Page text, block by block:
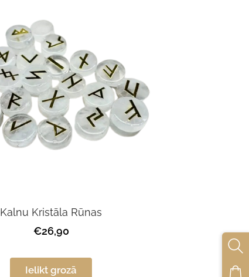
Kalnu Kristāla Rūnas
€26,90
Ielikt grozā